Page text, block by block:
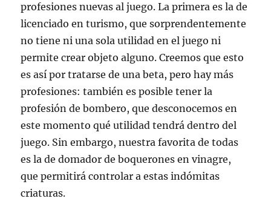
profesiones nuevas al juego. La primera es la de
licenciado en turismo, que sorprendentemente
no tiene ni una sola utilidad en el juego ni
permite crear objeto alguno. Creemos que esto
es así por tratarse de una beta, pero hay más
profesiones: también es posible tener la
profesión de bombero, que desconocemos en
este momento qué utilidad tendrá dentro del
juego. Sin embargo, nuestra favorita de todas
es la de domador de boquerones en vinagre,
que permitirá controlar a estas indómitas
criaturas.